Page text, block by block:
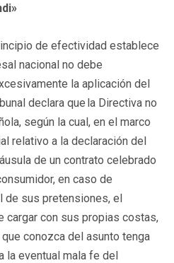
de efectividad establece
nacional no debe
la aplicación del
declara que la Directiva no
según la cual, en el marco
relativo a la declaración del
de un contrato celebrado
en caso de
de sus pretensiones, el
cargar con sus propias costas,
conozca del asunto tenga
la eventual mala fe del